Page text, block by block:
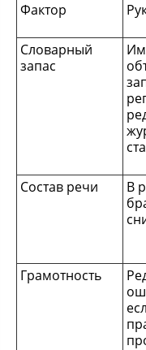
Фактор
Словарный
запас
Состав речи
В
Грамотность